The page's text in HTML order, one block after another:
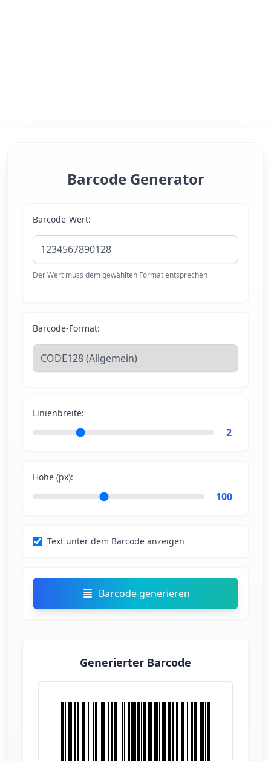
Barcode Generator
Barcode-Wert:
Der Wert muss dem gewählten Format entsprechen
Barcode-Format:
Linienbreite:
2
Höhe (px):
100
Text unter dem Barcode anzeigen
Barcode generieren
Generierter Barcode